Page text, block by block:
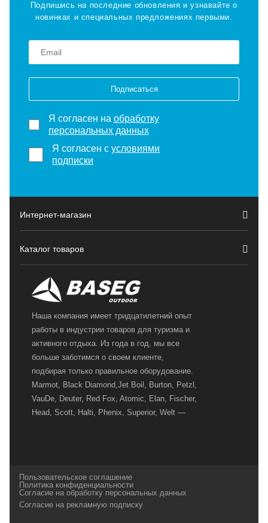
Подпишись на последние обновления и узнавайте о
новинках и специальных предложениях первыми.
Подписаться
Я согласен на обработку
персональных данных
Я согласен сусловиями
подписки
Интернет-магазин
Каталог товаров
Наша компания имеет тридцатилетний опыт
работы в индустрии товаров для туризма и
активного отдыха. Из года в год, мы все
больше заботимся о своем клиенте,
подбирая только правильное оборудование.
Marmot, Black Diamond,Jet Boil, Burton, Petzl,
VauDe, Deuter, Red Fox, Atomic, Elan, Fischer,
Head, Scott, Halti, Phenix, Superior, Welt —
и взыскательных путешественников,
спортсменов и отдыхающих.
Пользовательское соглашение
Политика конфиденциальности
Согласие на обработку персональных данных
Согласие на рекламную подписку